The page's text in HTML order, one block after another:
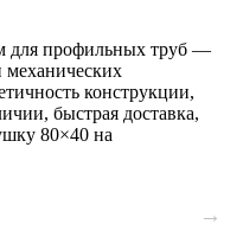
для профильных труб —
механических
конструкции,
быстрая доставка,
80×40 на
→